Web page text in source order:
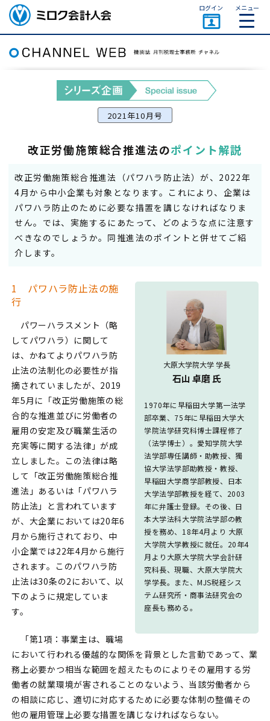
ミロク会計人会 MIROKU
ACCOUNTING PERSON
ASSOCIATION
ログイン メニュー
2021年10月号
改正労働施策総合推進法のポイント解説
改正労働施策総合推進法（パワハラ防止法）が、2022年
4月から中小企業も対象となります。これにより、企業は
パワハラ防止のために必要な措置を講じなければなりま
せん。では、実施するにあたって、どのような点に注意す
べきなのでしょうか。同推進法のポイントと併せてご紹
介します。
大原大学院大学 学長
石山 卓磨 氏
1970年に早稲田大学第一法学
部卒業、75年に早稲田大学大
学院法学研究科博士課程修了
（法学博士）。愛知学院大学
法学部専任講師・助教授、獨
協大学法学部助教授・教授、
早稲田大学商学部教授、日本
大学法学部教授を経て、2003
年に弁護士登録。その後、日
本大学法科大学院法学部の教
授を務め、18年4月より 大原
大学院大学教授に就任。20年4
月より大原大学院大学会計研
究科長、現職、大原大学院大
学学長。また、MJS税経シス
テム研究所・商事法研究会の
座長も務める。
1 パワハラ防止法の施
行
パワーハラスメント（略
してパワハラ）に関して
は、かねてよりパワハラ防
止法の法制化の必要性が指
摘されていましたが、2019
年5月に「改正労働施策の総
合的な推進並びに労働者の
雇用の安定及び職業生活の
充実等に関する法律」が成
立しました。この法律は略
して「改正労働施策総合推
進法」あるいは「パワハラ
防止法」と言われています
が、大企業においては20年6
月から施行されており、中
小企業では22年4月から施行
されます。このパワハラ防
止法は30条の2において、以
下のように規定していま
す。
「第1項：事業主は、職場
において行われる優越的な関係を背景とした言動であって、業
務上必要かつ相当な範囲を超えたものによりその雇用する労
働者の就業環境が害されることのないよう、当該労働者から
の相談に応じ、適切に対応するために必要な体制の整備その
他の雇用管理上必要な措置を講じなければならない。